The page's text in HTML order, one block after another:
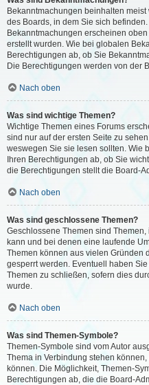
Bekanntmachungen beinhalten
des Boards, in dem Sie sich
Bekanntmachungen erscheinen
erstellt wurden. Wie bei globalen
Berechtigungen ab, ob Sie
Die Berechtigungen werden von der
Nach oben
Was sind wichtige Themen?
Wichtige Themen eines Forums
sind nur auf der ersten Seite zu
weswegen Sie sie lesen sollten. Wie
Ihren Berechtigungen ab, ob Sie
die Berechtigungen stellt die Board-
Nach oben
Was sind geschlossene Themen?
Geschlossene Themen sind
kann und bei denen eine laufende
Themen können aus vielen Gründen
gesperrt werden. Eventuell haben
Themen zu schließen, sofern dies
wurde.
Nach oben
Was sind Themen-Symbole?
Themen-Symbole sind vom Autor
Thema in Verbindung stehen
können. Die Möglichkeit, Themen-
Berechtigungen ab, die die Board-